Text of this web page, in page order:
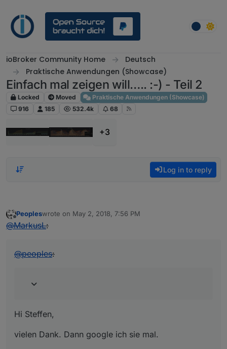
ioBroker Community Home
Deutsch
Praktische Anwendungen (Showcase)
Einfach mal zeigen will….. :-) - Teil 2
Locked Moved
Praktische Anwendungen (Showcase)
916
185 532.4k 68
+3
Log in to reply
Offline
Peopleswrote on May 2, 2018, 7:56 PM
last edited by
@MarkusL:
@peoples:
Hi Steffen,
vielen Dank. Dann google ich sie mal.